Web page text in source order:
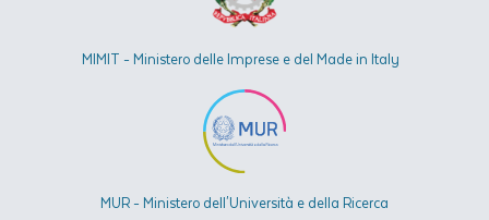
MIMIT - Ministero delle Imprese e del Made in Italy
MUR - Ministero dell'Università e della Ricerca